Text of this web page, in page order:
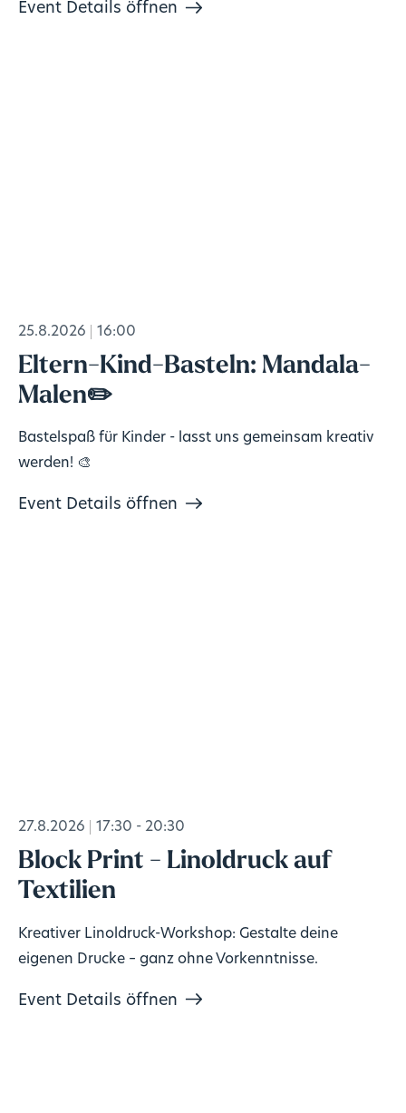
Event Details öffnen
25.8.2026 16:00
Eltern-Kind-Basteln: Mandala-
Malen✏️
Bastelspaß für Kinder - lasst uns gemeinsam kreativ
werden! 🎨
Event Details öffnen
27.8.2026 17:30 - 20:30
Block Print - Linoldruck auf
Textilien
Kreativer Linoldruck-Workshop: Gestalte deine
eigenen Drucke – ganz ohne Vorkenntnisse.
Event Details öffnen